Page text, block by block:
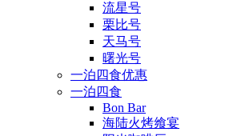
流星号
栗比号
天马号
曙光号
一泊四食优惠
一泊四食
Bon Bar
海陆火烤飨宴